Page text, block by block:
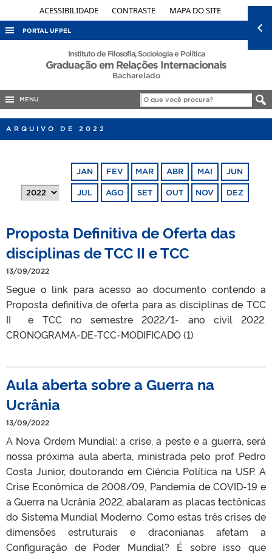
ACESSIBILIDADE CONTRASTE MAPA DO SITE
PORTAL UFPEL
ACESSO À INFORMAÇÃO
PORTARIAS
Instituto de Filosofia, Sociologia e Política
Graduação em Relações Internacionais
Bacharelado
MENU
ARQUIVO DE 2022
JAN FEV MAR ABR MAI JUN
JUL AGO SET OUT NOV DEZ
Proposta Definitiva de Oferta das
disciplinas de TCC II e TCC
13/09/2022
Segue o link para acesso ao documento contendo a
Proposta definitiva de oferta para as disciplinas de TCC
II e TCC no semestre 2022/1- ano civil 2022.
CRONOGRAMA-DE-TCC-MODIFICADO (1)
Aula aberta sobre a Guerra na
Ucrânia
13/09/2022
A Nova Ordem Mundial: a crise, a peste e a guerra, será
nossa próxima aula aberta, ministrada pelo prof. Pedro
Costa Junior, doutorando em Ciência Política na USP. A
Crise Econômica de 2008/09, Pandemia de COVID-19 e
a Guerra na Ucrânia 2022, abalaram as placas tectônicas
do Sistema Mundial Moderno. Como estas três crises de
dimensões estruturais e draconianas afetam a
Configuração de Poder Mundial? É sobre isso que